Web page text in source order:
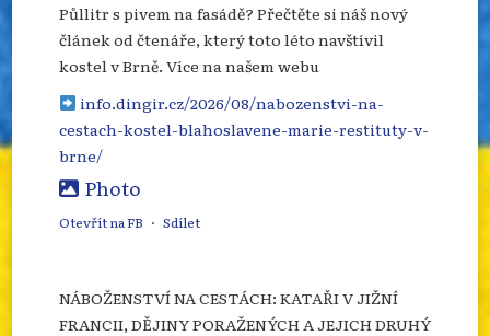
Půllitr s pivem na fasádě? Přečtěte si náš nový
článek od čtenáře, který toto léto navštívil
kostel v Brně. Více na našem webu
info.dingir.cz/2026/08/nabozenstvi-na-
cestach-kostel-blahoslavene-marie-restituty-v-
brne/
Photo
Otevřít na FB · Sdílet
NÁBOŽENSTVÍ NA CESTÁCH: KATAŘI V JIŽNÍ
FRANCII, DĚJINY PORAŽENÝCH A JEJICH DRUHÝ